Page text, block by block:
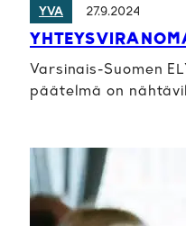
YVA 27.9.2024
Varsinais-Suomen
päätelmä on